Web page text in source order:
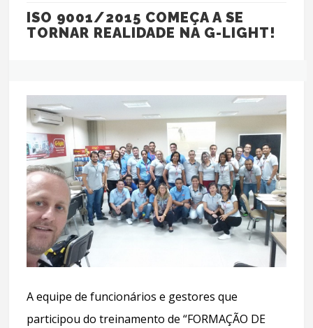
ISO 9001/2015 COMEÇA A SE
TORNAR REALIDADE NA G-LIGHT!
A equipe de funcionários e gestores que
participou do treinamento de “FORMAÇÃO DE